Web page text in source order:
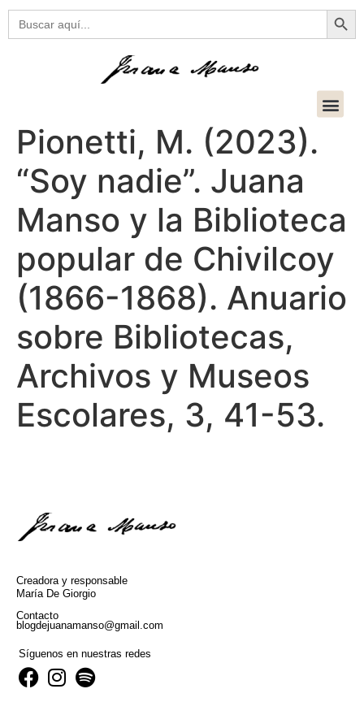
Buscar:
Pionetti, M. (2023).
“Soy nadie”. Juana
Manso y la Biblioteca
popular de Chivilcoy
(1866-1868). Anuario
sobre Bibliotecas,
Archivos y Museos
Escolares, 3, 41-53.
Creadora y responsable
María De Giorgio
Contacto
blogdejuanamanso@gmail.com
Síguenos en nuestras redes